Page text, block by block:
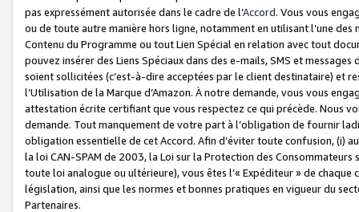
pas expressément autorisée dans le cadre de l’Accord. Vous vous
ou de toute autre manière hors ligne, notamment en utilisant l’une
Contenu du Programme ou tout Lien Spécial en relation avec tout
pouvez insérer des Liens Spéciaux dans des e-mails, SMS et
soient sollicitées (c’est-à-dire acceptées par le client destinataire) et
l’Utilisation de la Marque d’Amazon. À notre demande, vous vous
attestation écrite certifiant que vous respectez ce qui précède. Nous
demande. Tout manquement de votre part à l’obligation de fournir
obligation essentielle de cet Accord. Afin d’éviter toute confusion, (i)
la loi CAN-SPAM de 2003, la Loi sur la Protection des
toute loi analogue ou ultérieure), vous êtes l’« Expéditeur » de
législation, ainsi que les normes et bonnes pratiques en vigueur du
Partenaires.